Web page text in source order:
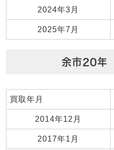
2024年3月
2025年7月
余市20年
買取年月
2014年12月
2017年1月